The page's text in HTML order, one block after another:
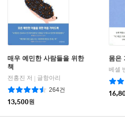
매우 예민한 사람들을 위한
책
전홍진 저 | 글항아리
264건
13,500원
몸은